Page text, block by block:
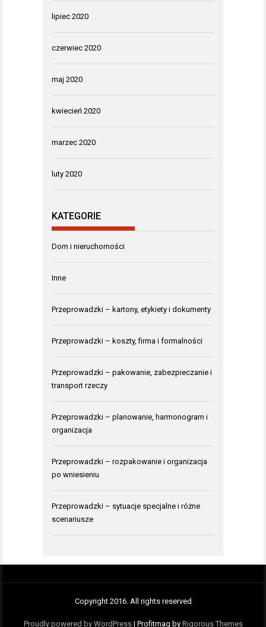
lipiec 2020
czerwiec 2020
maj 2020
kwiecień 2020
marzec 2020
luty 2020
KATEGORIE
Dom i nieruchomości
Inne
Przeprowadzki – kartony, etykiety i dokumenty
Przeprowadzki – koszty, firma i formalności
Przeprowadzki – pakowanie, zabezpieczanie i
transport rzeczy
Przeprowadzki – planowanie, harmonogram i
organizacja
Przeprowadzki – rozpakowanie i organizacja
po wniesieniu
Przeprowadzki – sytuacje specjalne i różne
scenariusze
Copyright 2016. All rights reserved
Proudly powered by WordPress | Profitmag by Rigorous Themes